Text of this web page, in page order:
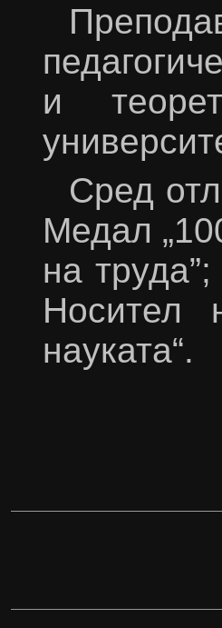
и
Сред
Медал
на
Носител
науката“.